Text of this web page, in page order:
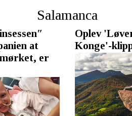
Salamanca
at
er
Oplev
Konge'-